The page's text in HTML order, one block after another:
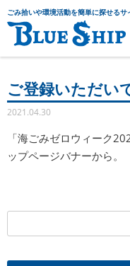
ごみ拾いや環境活動を簡単に探せるサ
ご登録いただい
2021.04.30
「海ごみゼロウィーク
ップページバナーから。